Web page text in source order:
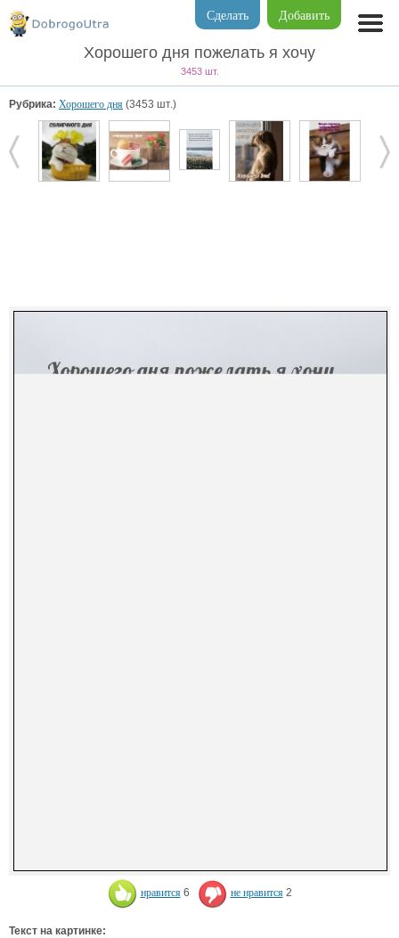
Добавить
Сделать
Хорошего дня пожелать я хочу
3453 шт.
Рубрика: Хорошего дня (3453 шт.)
нравится 6 не нравится 2
Текст на картинке: